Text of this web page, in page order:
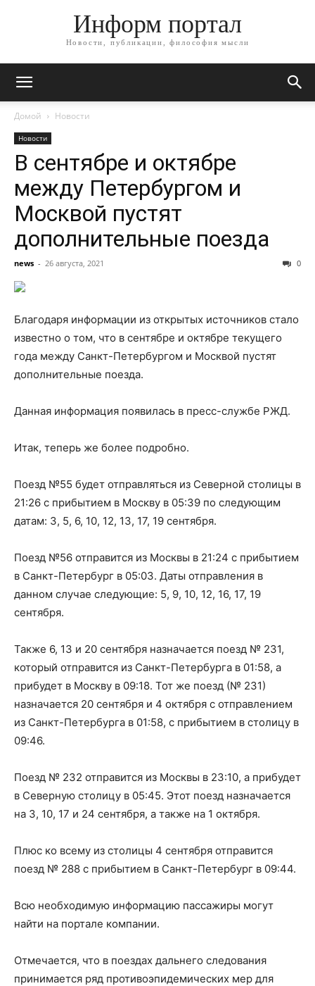
Информ портал
Новости, публикации, философия мысли
Домой Новости
Новости
В сентябре и октябре
между Петербургом и
Москвой пустят
дополнительные поезда
news - 26 августа, 2021 0
Благодаря информации из открытых источников стало
известно о том, что в сентябре и октябре текущего
года между Санкт-Петербургом и Москвой пустят
дополнительные поезда.
Данная информация появилась в пресс-службе РЖД.
Итак, теперь же более подробно.
Поезд №55 будет отправляться из Северной столицы в
21:26 с прибытием в Москву в 05:39 по следующим
датам: 3, 5, 6, 10, 12, 13, 17, 19 сентября.
Поезд №56 отправится из Москвы в 21:24 с прибытием
в Санкт-Петербург в 05:03. Даты отправления в
данном случае следующие: 5, 9, 10, 12, 16, 17, 19
сентября.
Также 6, 13 и 20 сентября назначается поезд № 231,
который отправится из Санкт-Петербурга в 01:58, а
прибудет в Москву в 09:18. Тот же поезд (№ 231)
назначается 20 сентября и 4 октября с отправлением
из Санкт-Петербурга в 01:58, с прибытием в столицу в
09:46.
Поезд № 232 отправится из Москвы в 23:10, а прибудет
в Северную столицу в 05:45. Этот поезд назначается
на 3, 10, 17 и 24 сентября, а также на 1 октября.
Плюс ко всему из столицы 4 сентября отправится
поезд № 288 с прибытием в Санкт-Петербург в 09:44.
Всю необходимую информацию пассажиры могут
найти на портале компании.
Отмечается, что в поездах дальнего следования
принимается ряд противоэпидемических мер для